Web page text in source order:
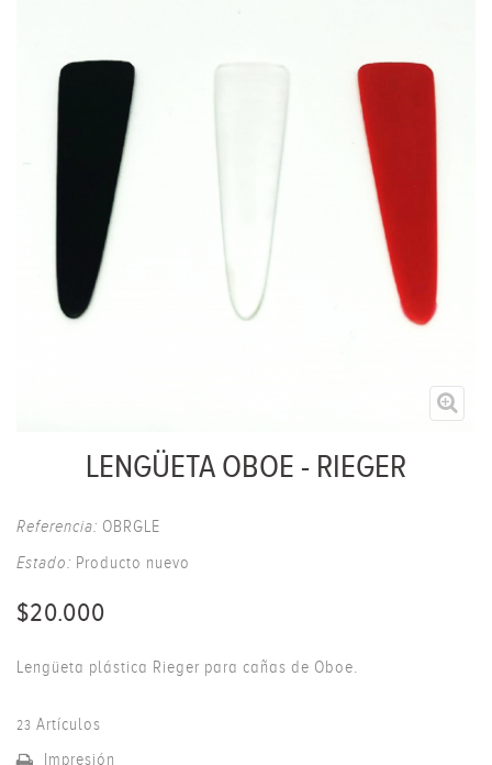
LENGÜETA OBOE - RIEGER
Referencia: OBRGLE
Estado: Producto nuevo
$20.000
Lengüeta plástica Rieger para cañas de Oboe.
23 Artículos
Impresión